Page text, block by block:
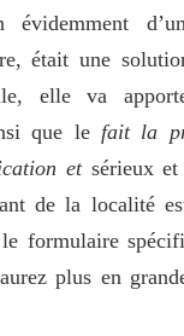
évidemment
était une
elle va
que le fait la
etsérieux et
de la localité
formulaire
plus en